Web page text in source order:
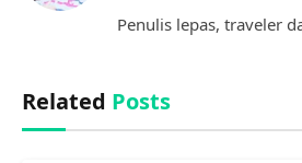
Penulis lepas, traveler
Related Posts